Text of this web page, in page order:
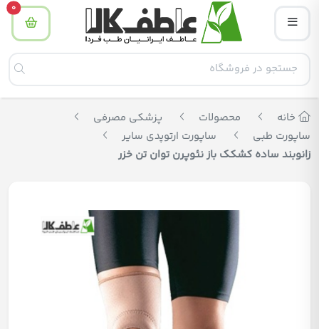
0
خانه محصولات
پزشکی مصرفی
ساپورت طبی
ساپورت ارتوپدی سایر
زانوبند ساده کشکک باز نئوپرن توان تن خزر